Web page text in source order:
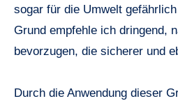
sogar für die Umwelt
Grund empfehle ich dringend,
bevorzugen, die sicherer und
Durch die Anwendung dieser